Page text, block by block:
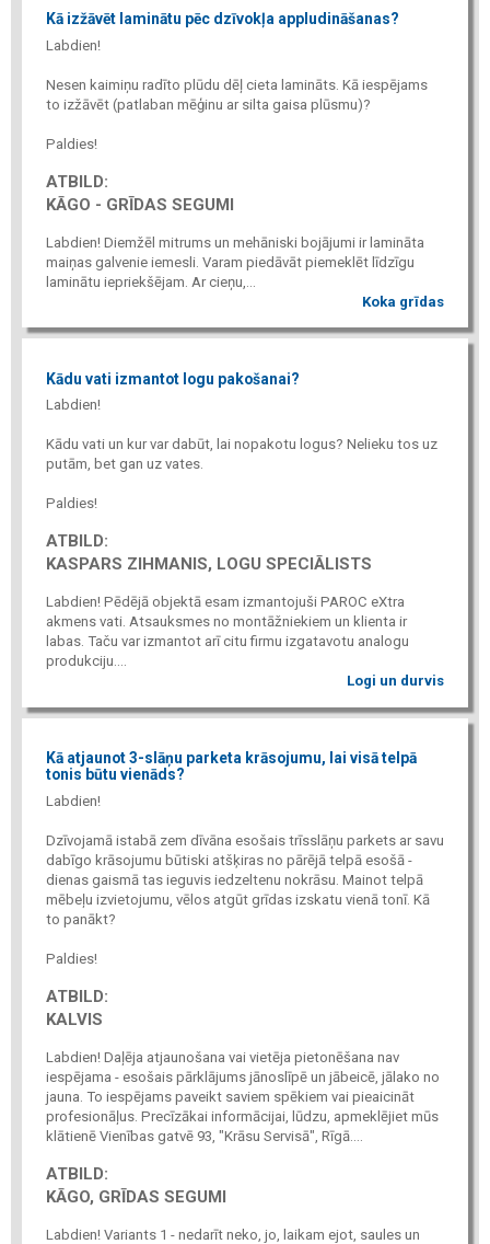
Kā izžāvēt laminātu pēc dzīvokļa appludināšanas?
Labdien!
Nesen kaimiņu radīto plūdu dēļ cieta lamināts. Kā iespējams
to izžāvēt (patlaban mēģinu ar silta gaisa plūsmu)?
Paldies!
ATBILD:
KĀGO - GRĪDAS SEGUMI
Labdien! Diemžēl mitrums un mehāniski bojājumi ir lamināta
maiņas galvenie iemesli. Varam piedāvāt piemeklēt līdzīgu
laminātu iepriekšējam. Ar cieņu,...
Koka grīdas
Kādu vati izmantot logu pakošanai?
Labdien!
Kādu vati un kur var dabūt, lai nopakotu logus? Nelieku tos uz
putām, bet gan uz vates.
Paldies!
ATBILD:
KASPARS ZIHMANIS, LOGU SPECIĀLISTS
Labdien! Pēdējā objektā esam izmantojuši PAROC eXtra
akmens vati. Atsauksmes no montāžniekiem un klienta ir
labas. Taču var izmantot arī citu firmu izgatavotu analogu
produkciju....
Logi un durvis
Kā atjaunot 3-slāņu parketa krāsojumu, lai visā telpā
tonis būtu vienāds?
Labdien!
Dzīvojamā istabā zem dīvāna esošais trīsslāņu parkets ar savu
dabīgo krāsojumu būtiski atšķiras no pārējā telpā esošā -
dienas gaismā tas ieguvis iedzeltenu nokrāsu. Mainot telpā
mēbeļu izvietojumu, vēlos atgūt grīdas izskatu vienā tonī. Kā
to panākt?
Paldies!
ATBILD:
KALVIS
Labdien! Daļēja atjaunošana vai vietēja pietonēšana nav
iespējama - esošais pārklājums jānoslīpē un jābeicē, jālako no
jauna. To iespējams paveikt saviem spēkiem vai pieaicināt
profesionāļus. Precīzākai informācijai, lūdzu, apmeklējiet mūs
klātienē Vienības gatvē 93, "Krāsu Servisā", Rīgā....
ATBILD:
KĀGO, GRĪDAS SEGUMI
Labdien! Variants 1 - nedarīt neko, jo, laikam ejot, saules un